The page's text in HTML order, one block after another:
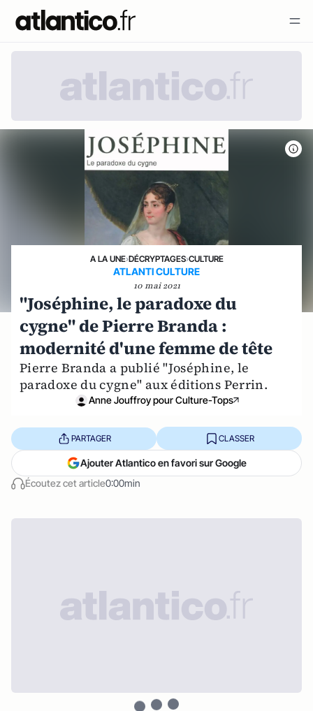
A LA UNE›DÉCRYPTAGES›CULTURE
ATLANTI CULTURE
10 mai 2021
"Joséphine, le paradoxe du
cygne" de Pierre Branda :
modernité d'une femme de tête
Pierre Branda a publié "Joséphine, le
paradoxe du cygne" aux éditions Perrin.
Anne Jouffroy pour Culture-Tops
Écoutez cet article0:00min
PARTAGER CLASSER
Ajouter Atlantico en favori sur Google